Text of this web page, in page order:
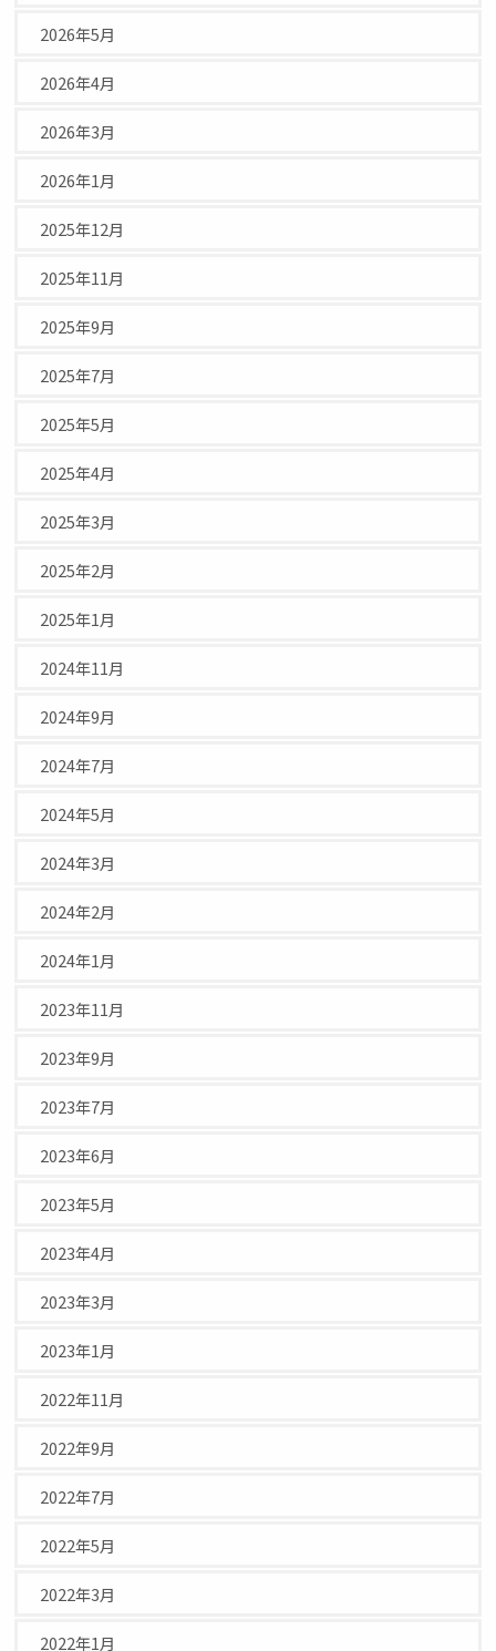
2026年5月
2026年4月
2026年3月
2026年1月
2025年12月
2025年11月
2025年9月
2025年7月
2025年5月
2025年4月
2025年3月
2025年2月
2025年1月
2024年11月
2024年9月
2024年7月
2024年5月
2024年3月
2024年2月
2024年1月
2023年11月
2023年9月
2023年7月
2023年6月
2023年5月
2023年4月
2023年3月
2023年1月
2022年11月
2022年9月
2022年7月
2022年5月
2022年3月
2022年1月